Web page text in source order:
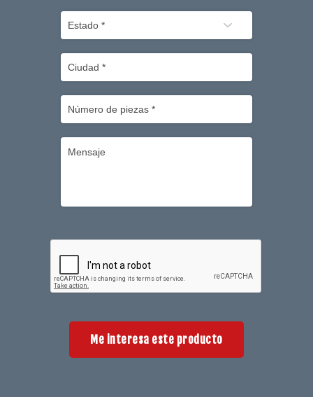
Me interesa este producto